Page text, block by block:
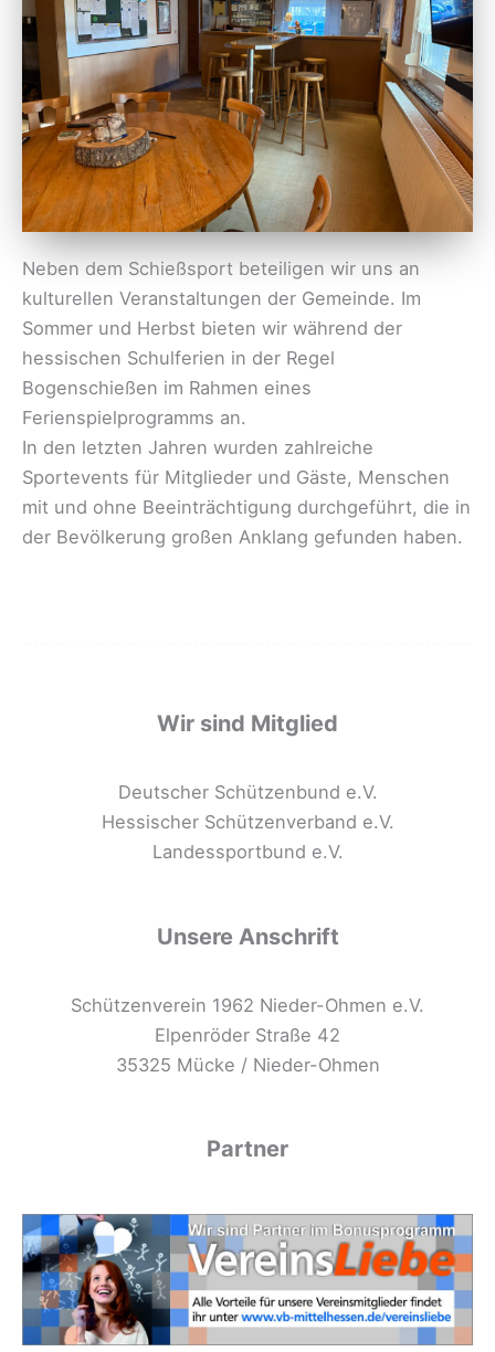
Neben dem Schießsport beteiligen wir uns an
kulturellen Veranstaltungen der Gemeinde. Im
Sommer und Herbst bieten wir während der
hessischen Schulferien in der Regel
Bogenschießen im Rahmen eines
Ferienspielprogramms an.
In den letzten Jahren wurden zahlreiche
Sportevents für Mitglieder und Gäste, Menschen
mit und ohne Beeinträchtigung durchgeführt, die in
der Bevölkerung großen Anklang gefunden haben.
Wir sind Mitglied
Deutscher Schützenbund e.V.
Hessischer Schützenverband e.V.
Landessportbund e.V.
Unsere Anschrift
Schützenverein 1962 Nieder-Ohmen e.V.
Elpenröder Straße 42
35325 Mücke / Nieder-Ohmen
Partner